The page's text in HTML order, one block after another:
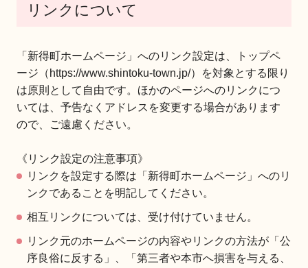
リンクについて
「新得町ホームページ」へのリンク設定は、トップペ
ージ（https://www.shintoku-town.jp/）を対象とする限り
は原則として自由です。ほかのページへのリンクにつ
いては、予告なくアドレスを変更する場合があります
ので、ご遠慮ください。
《リンク設定の注意事項》
リンクを設定する際は「新得町ホームページ」へのリ
ンクであることを明記してください。
相互リンクについては、受け付けていません。
リンク元のホームページの内容やリンクの方法が「公
序良俗に反する」、「第三者や本市へ損害を与える、